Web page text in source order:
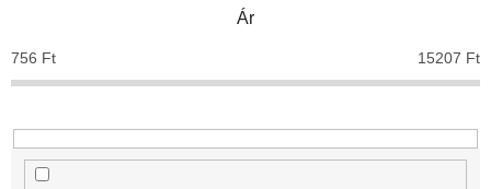
r
e
d
e
Ár
756 Ft 15207 Ft